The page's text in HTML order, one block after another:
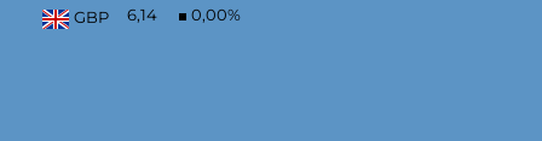
GBP 6,14 0,00%